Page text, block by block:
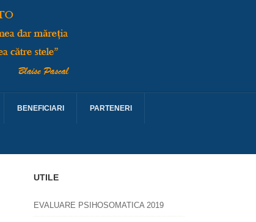
BENEFICIARI PARTENERI
UTILE
EVALUARE PSIHOSOMATICA 2019